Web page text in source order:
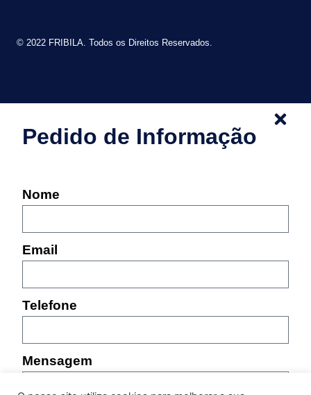
© 2022 FRIBILA. Todos os Direitos Reservados.
Pedido de Informação
Nome
Email
Telefone
Mensagem